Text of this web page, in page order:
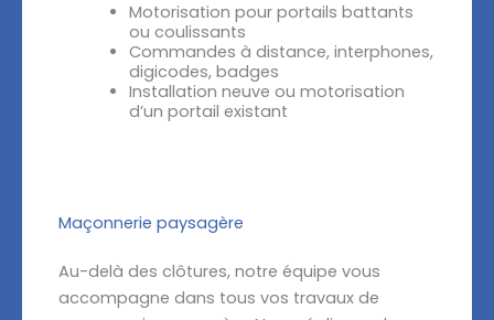
Motorisation pour portails battants
ou coulissants
Commandes à distance, interphones,
digicodes, badges
Installation neuve ou motorisation
d’un portail existant
Maçonnerie paysagère
Au-delà des clôtures, notre équipe vous
accompagne dans tous vos travaux de